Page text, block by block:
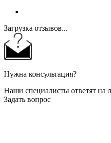
Загрузка отзывов...
Нужна консультация?
Наши специалисты ответят
Задать вопрос